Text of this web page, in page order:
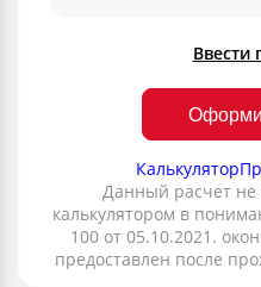
Ввести
Калькулятор
Данный расчет не
калькулятором в
100 от 05.10.2021.
предоставлен после